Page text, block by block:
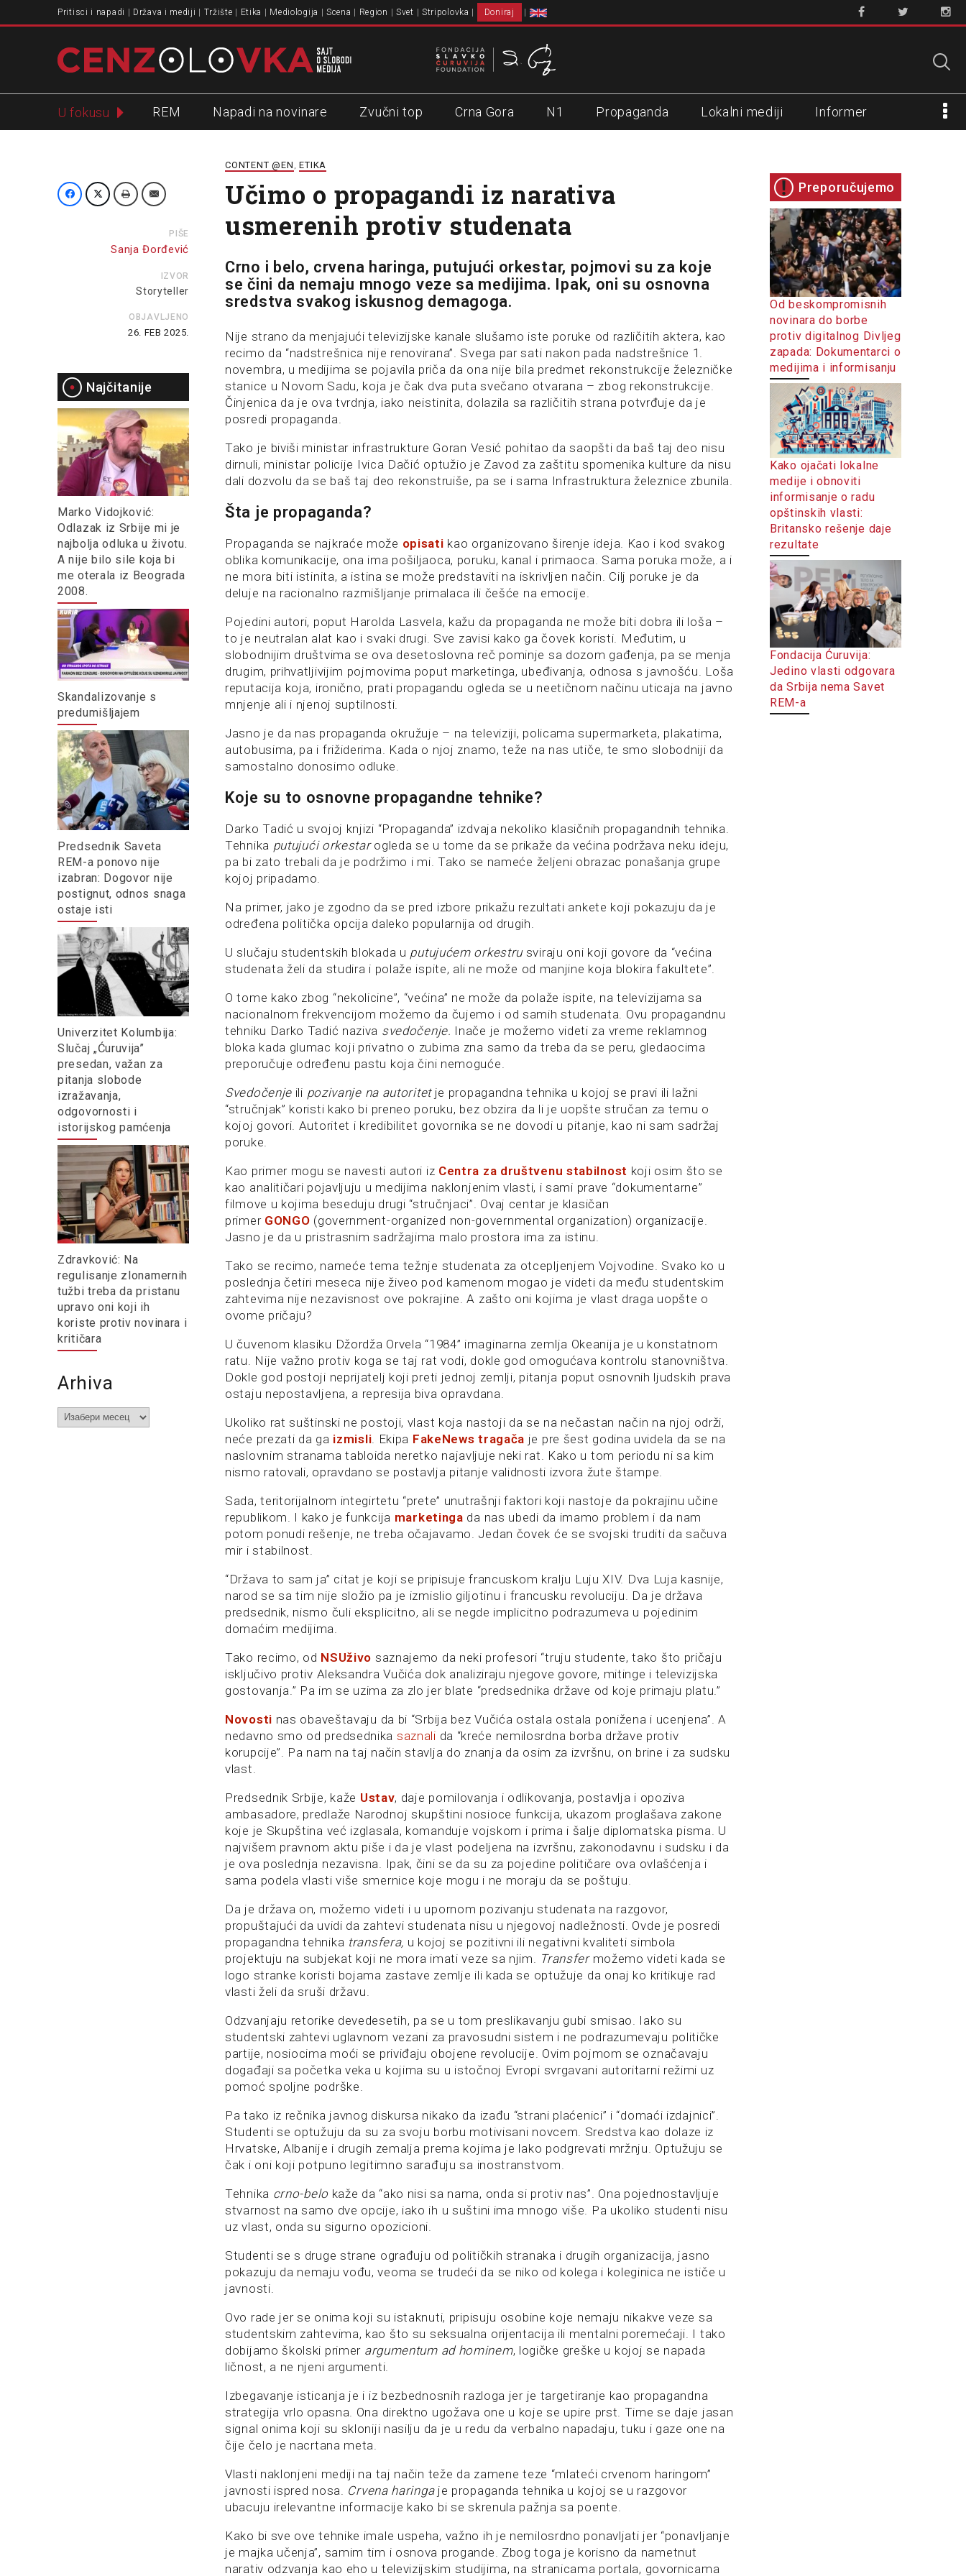
Pritisci i napadi Država i mediji Tržište Etika Mediologija Scena Region Svet Stripolovka Doniraj
U fokusu REM Napadi na novinare Zvučni top Crna Gora N1 Propaganda Lokalni mediji Informer
PIŠE
Sanja Đorđević
IZVOR
Storyteller
OBJAVLJENO
26. FEB 2025.
Najčitanije
Marko Vidojković:
Odlazak iz Srbije mi je
najbolja odluka u životu.
A nije bilo sile koja bi
me oterala iz Beograda
2008.
Skandalizovanje s
predumišljajem
Predsednik Saveta
REM-a ponovo nije
izabran: Dogovor nije
postignut, odnos snaga
ostaje isti
Univerzitet Kolumbija:
Slučaj „Ćuruvija”
presedan, važan za
pitanja slobode
izražavanja,
odgovornosti i
istorijskog pamćenja
Zdravković: Na
regulisanje zlonamernih
tužbi treba da pristanu
upravo oni koji ih
koriste protiv novinara i
kritičara
Arhiva
Arhiva
CONTENT @EN , ETIKA
Učimo o propagandi iz narativa
usmerenih protiv studenata
Crno i belo, crvena haringa, putujući orkestar, pojmovi su za koje
se čini da nemaju mnogo veze sa medijima. Ipak, oni su osnovna
sredstva svakog iskusnog demagoga.
Nije strano da menjajući televizijske kanale slušamo iste poruke od različitih aktera, kao
recimo da “nadstrešnica nije renovirana”. Svega par sati nakon pada nadstrešnice 1.
novembra, u medijima se pojavila priča da ona nije bila predmet rekonstrukcije železničke
stanice u Novom Sadu, koja je čak dva puta svečano otvarana – zbog rekonstrukcije.
Činjenica da je ova tvrdnja, iako neistinita, dolazila sa različitih strana potvrđuje da je
posredi propaganda.
Tako je biviši ministar infrastrukture Goran Vesić pohitao da saopšti da baš taj deo nisu
dirnuli, ministar policije Ivica Dačić optužio je Zavod za zaštitu spomenika kulture da nisu
dali dozvolu da se baš taj deo rekonstruiše, pa se i sama Infrastruktura železnice zbunila.
Šta je propaganda?
Propaganda se najkraće može opisati kao organizovano širenje ideja. Kao i kod svakog
oblika komunikacije, ona ima pošiljaoca, poruku, kanal i primaoca. Sama poruka može, a i
ne mora biti istinita, a istina se može predstaviti na iskrivljen način. Cilj poruke je da
deluje na racionalno razmišljanje primalaca ili češće na emocije.
Pojedini autori, poput Harolda Lasvela, kažu da propaganda ne može biti dobra ili loša –
to je neutralan alat kao i svaki drugi. Sve zavisi kako ga čovek koristi. Međutim, u
slobodnijim društvima se ova desetoslovna reč pominje sa dozom gađenja, pa se menja
drugim, prihvatljivijim pojmovima poput marketinga, ubeđivanja, odnosa s javnošću. Loša
reputacija koja, ironično, prati propagandu ogleda se u neetičnom načinu uticaja na javno
mnjenje ali i njenoj suptilnosti.
Jasno je da nas propaganda okružuje – na televiziji, policama supermarketa, plakatima,
autobusima, pa i frižiderima. Kada o njoj znamo, teže na nas utiče, te smo slobodniji da
samostalno donosimo odluke.
Koje su to osnovne propagandne tehnike?
Darko Tadić u svojoj knjizi “Propaganda” izdvaja nekoliko klasičnih propagandnih tehnika.
Tehnika putujući orkestarogleda se u tome da se prikaže da većina podržava neku ideju,
pa bi zato trebali da je podržimo i mi. Tako se nameće željeni obrazac ponašanja grupe
kojoj pripadamo.
Na primer, jako je zgodno da se pred izbore prikažu rezultati ankete koji pokazuju da je
određena politička opcija daleko popularnija od drugih.
U slučaju studentskih blokada u putujućem orkestru sviraju oni koji govore da “većina
studenata želi da studira i polaže ispite, ali ne može od manjine koja blokira fakultete”.
O tome kako zbog “nekolicine”, “većina” ne može da polaže ispite, na televizijama sa
nacionalnom frekvencijom možemo da čujemo i od samih studenata. Ovu propagandnu
tehniku Darko Tadić naziva svedočenje. Inače je možemo videti za vreme reklamnog
bloka kada glumac koji privatno o zubima zna samo da treba da se peru, gledaocima
preporučuje određenu pastu koja čini nemoguće.
Svedočenje ili pozivanje na autoritet je propagandna tehnika u kojoj se pravi ili lažni
“stručnjak” koristi kako bi preneo poruku, bez obzira da li je uopšte stručan za temu o
kojoj govori. Autoritet i kredibilitet govornika se ne dovodi u pitanje, kao ni sam sadržaj
poruke.
Kao primer mogu se navesti autori iz Centra za društvenu stabilnost koji osim što se
kao analitičari pojavljuju u medijima naklonjenim vlasti, i sami prave “dokumentarne”
filmove u kojima beseduju drugi “stručnjaci”. Ovaj centar je klasičan
primer GONGO (government-organized non-governmental organization) organizacije.
Jasno je da u pristrasnim sadržajima malo prostora ima za istinu.
Tako se recimo, nameće tema težnje studenata za otcepljenjem Vojvodine. Svako ko u
poslednja četiri meseca nije živeo pod kamenom mogao je videti da među studentskim
zahtevima nije nezavisnost ove pokrajine. A zašto oni kojima je vlast draga uopšte o
ovome pričaju?
U čuvenom klasiku Džordža Orvela “1984” imaginarna zemlja Okeanija je u konstatnom
ratu. Nije važno protiv koga se taj rat vodi, dokle god omogućava kontrolu stanovništva.
Dokle god postoji neprijatelj koji preti jednoj zemlji, pitanja poput osnovnih ljudskih prava
ostaju nepostavljena, a represija biva opravdana.
Ukoliko rat suštinski ne postoji, vlast koja nastoji da se na nečastan način na njoj održi,
neće prezati da ga izmisli. Ekipa FakeNews tragača je pre šest godina uvidela da se na
naslovnim stranama tabloida neretko najavljuje neki rat. Kako u tom periodu ni sa kim
nismo ratovali, opravdano se postavlja pitanje validnosti izvora žute štampe.
Sada, teritorijalnom integirtetu “prete” unutrašnji faktori koji nastoje da pokrajinu učine
republikom. I kako je funkcija marketinga da nas ubedi da imamo problem i da nam
potom ponudi rešenje, ne treba očajavamo. Jedan čovek će se svojski truditi da sačuva
mir i stabilnost.
“Država to sam ja” citat je koji se pripisuje francuskom kralju Luju XIV. Dva Luja kasnije,
narod se sa tim nije složio pa je izmislio giljotinu i francusku revoluciju. Da je država
predsednik, nismo čuli eksplicitno, ali se negde implicitno podrazumeva u pojedinim
domaćim medijima.
Tako recimo, od NSUživo saznajemo da neki profesori “truju studente, tako što pričaju
isključivo protiv Aleksandra Vučića dok analiziraju njegove govore, mitinge i televizijska
gostovanja.” Pa im se uzima za zlo jer blate “predsednika države od koje primaju platu.”
Novosti nas obaveštavaju da bi “Srbija bez Vučića ostala ostala ponižena i ucenjena”. A
nedavno smo od predsednika saznali da “kreće nemilosrdna borba države protiv
korupcije”. Pa nam na taj način stavlja do znanja da osim za izvršnu, on brine i za sudsku
vlast.
Predsednik Srbije, kaže Ustav, daje pomilovanja i odlikovanja, postavlja i opoziva
ambasadore, predlaže Narodnoj skupštini nosioce funkcija, ukazom proglašava zakone
koje je Skupština već izglasala, komanduje vojskom i prima i šalje diplomatska pisma. U
najvišem pravnom aktu piše i da je vlast podeljena na izvršnu, zakonodavnu i sudsku i da
je ova poslednja nezavisna. Ipak, čini se da su za pojedine političare ova ovlašćenja i
sama podela vlasti više smernice koje mogu i ne moraju da se poštuju.
Da je država on, možemo videti i u upornom pozivanju studenata na razgovor,
propuštajući da uvidi da zahtevi studenata nisu u njegovoj nadležnosti. Ovde je posredi
propagandna tehnika transfera, u kojoj se pozitivni ili negativni kvaliteti simbola
projektuju na subjekat koji ne mora imati veze sa njim. Transfer možemo videti kada se
logo stranke koristi bojama zastave zemlje ili kada se optužuje da onaj ko kritikuje rad
vlasti želi da sruši državu.
Odzvanjaju retorike devedesetih, pa se u tom preslikavanju gubi smisao. Iako su
studentski zahtevi uglavnom vezani za pravosudni sistem i ne podrazumevaju političke
partije, nosiocima moći se priviđaju obojene revolucije. Ovim pojmom se označavaju
događaji sa početka veka u kojima su u istočnoj Evropi svrgavani autoritarni režimi uz
pomoć spoljne podrške.
Pa tako iz rečnika javnog diskursa nikako da izađu “strani plaćenici” i “domaći izdajnici”.
Studenti se optužuju da su za svoju borbu motivisani novcem. Sredstva kao dolaze iz
Hrvatske, Albanije i drugih zemalja prema kojima je lako podgrevati mržnju. Optužuju se
čak i oni koji potpuno legitimno sarađuju sa inostranstvom.
Tehnika crno-belo kaže da “ako nisi sa nama, onda si protiv nas”. Ona pojednostavljuje
stvarnost na samo dve opcije, iako ih u suštini ima mnogo više. Pa ukoliko studenti nisu
uz vlast, onda su sigurno opozicioni.
Studenti se s druge strane ograđuju od političkih stranaka i drugih organizacija, jasno
pokazuju da nemaju vođu, veoma se trudeći da se niko od kolega i koleginica ne ističe u
javnosti.
Ovo rade jer se onima koji su istaknuti, pripisuju osobine koje nemaju nikakve veze sa
studentskim zahtevima, kao što su seksualna orijentacija ili mentalni poremećaji. I tako
dobijamo školski primer argumentum ad hominem, logičke greške u kojoj se napada
ličnost, a ne njeni argumenti.
Izbegavanje isticanja je i iz bezbednosnih razloga jer je targetiranje kao propagandna
strategija vrlo opasna. Ona direktno ugožava one u koje se upire prst. Time se daje jasan
signal onima koji su skloniji nasilju da je u redu da verbalno napadaju, tuku i gaze one na
čije čelo je nacrtana meta.
Vlasti naklonjeni mediji na taj način teže da zamene teze “mlateći crvenom haringom”
javnosti ispred nosa. Crvena haringa je propaganda tehnika u kojoj se u razgovor
ubacuju irelevantne informacije kako bi se skrenula pažnja sa poente.
Kako bi sve ove tehnike imale uspeha, važno ih je nemilosrdno ponavljati jer “ponavljanje
je majka učenja”, samim tim i osnova progande. Zbog toga je korisno da nametnut
narativ odzvanja kao eho u televizijskim studijima, na stranicama portala, govornicama
Preporučujemo
Od beskompromisnih
novinara do borbe
protiv digitalnog Divljeg
zapada: Dokumentarci o
medijima i informisanju
Kako ojačati lokalne
medije i obnoviti
informisanje o radu
opštinskih vlasti:
Britansko rešenje daje
rezultate
Fondacija Ćuruvija:
Jedino vlasti odgovara
da Srbija nema Savet
REM-a